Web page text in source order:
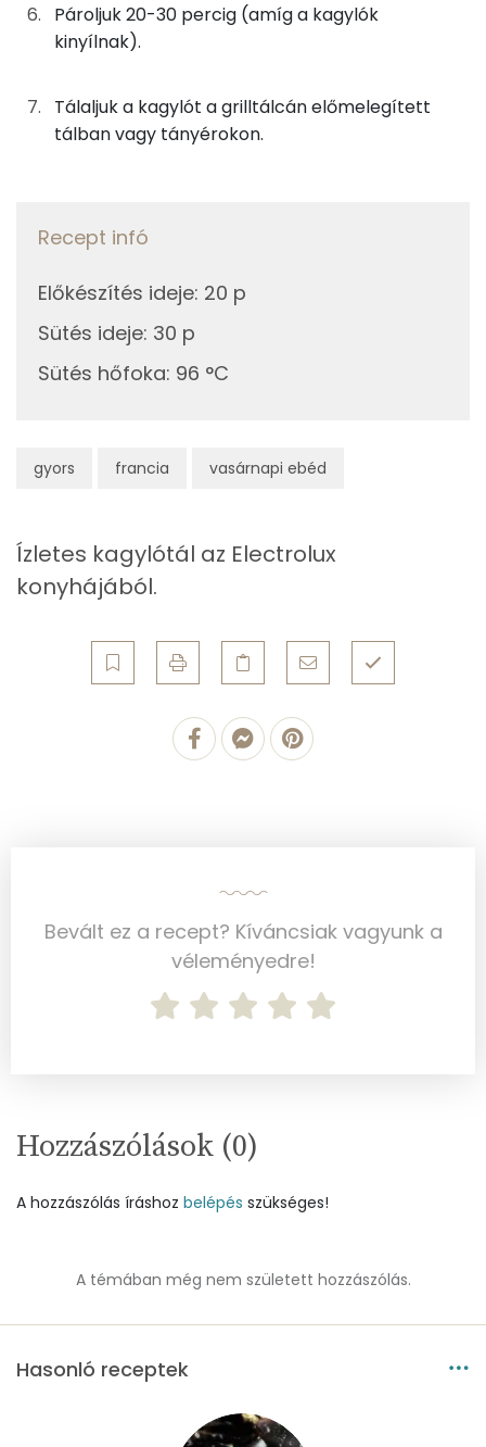
gyors francia vasárnapi ebéd
Lut-zea
Fehérje
Összesen
Egyszeresen telítetlen zsírsav:
Koleszterin
Összesen
Szelén
101 mg
Nátrium
664 mg
Összesen
Cukor
Összesen
Pároljuk 20-30 percig (amíg a kagylók
kinyílnak).
Tálaljuk a kagylót a grilltálcán előmelegített
tálban vagy tányérokon.
Recept infó
Előkészítés ideje: 20 p
Sütés ideje: 30 p
Sütés hőfoka: 96 °C
Ízletes kagylótál az Electrolux
konyhájából.
Bevált ez a recept? Kíváncsiak vagyunk a
véleményedre!
Hozzászólások (0)
A hozzászólás íráshoz belépés szükséges!
A témában még nem született hozzászólás.
Hasonló receptek